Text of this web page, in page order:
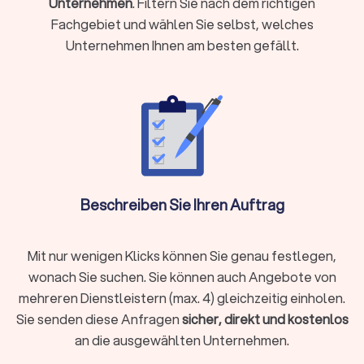
Experten für unterschiedliche Bereiche als unabhängige
Berater für Sie tätig werden:
Versicherungen
Baufinanzierung, Hypotheken & Immobilien
Unternehmensberatung & Finanzierung
Der Finanzberater für Versicherungen weiß durch die
Schilderung Ihrer Lebens- und Finanzsituation die besten
Tierhalterhaftpflicht: Bei einem unabhängigen
Versicherungsberater in Giengen an der Brenz sind Sie in den
Baufinanzierung, Hypotheken & Immobilien
Fachgebiet und wählen Sie selbst, welches
Unternehmen Ihnen am besten gefällt.
Beschreiben Sie Ihren Auftrag
Mit nur wenigen Klicks können Sie genau festlegen,
wonach Sie suchen. Sie können auch Angebote von
mehreren Dienstleistern (max. 4) gleichzeitig einholen.
Sie senden diese Anfragensicher, direkt und kostenlos
an die ausgewählten Unternehmen.